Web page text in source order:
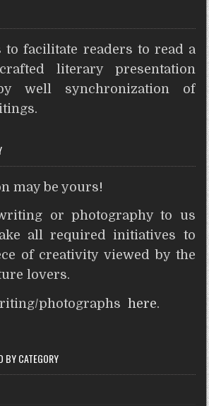
t
e
r
e
s
s
e
n
g
e
n
t
d
i
t
r
e
to facilitate readers to read a
literary presentation
well synchronization of
may be yours!
or photography to us
all required initiatives to
of creativity viewed by the
lovers.
photographshere.
BY CATEGORY